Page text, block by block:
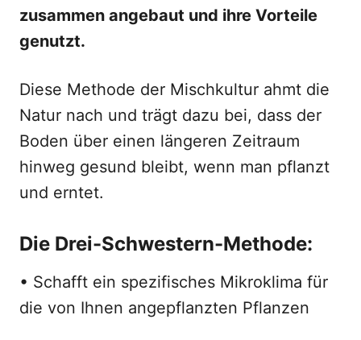
zusammen angebaut und ihre Vorteile
genutzt.
Diese Methode der Mischkultur ahmt die
Natur nach und trägt dazu bei, dass der
Boden über einen längeren Zeitraum
hinweg gesund bleibt, wenn man pflanzt
und erntet.
Die Drei-Schwestern-Methode:
• Schafft ein spezifisches Mikroklima für
die von Ihnen angepflanzten Pflanzen